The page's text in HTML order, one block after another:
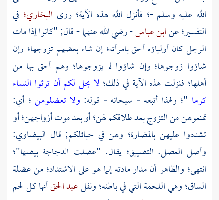
الله عليه وسلم -؛ فأنزل الله هذه الآية؛ روى البخاري؛ في
التفسير؛ عنابن عباس- رضي الله عنهما - قال; "كانوا إذا مات
الرجل كان أولياؤه أحق بامرأته؛ إن شاء بعضهم تزوجها؛ وإن
شاؤوا زوجوها؛ وإن شاؤوا لم يزوجوها؛ وهم أحق بها من
أهلها؛ فنزلت هذه الآية في ذلك؛ لا يحل لكم أن ترثوا النساء
كرها "؛ ولهذا أتبعه - سبحانه - قوله: ولا تعضلوهن ؛ أي:
تمنعوهن من التزوج بعد طلاقكم لهن؛ أو بعد موت أزواجهن؛ أو
تشددوا عليهن بالمضارة؛ وهن في حبائلكم; قال البيضاوي:
وأصل العضل: التضييق؛ يقال: "عضلت الدجاجة بيضها"؛
انتهى؛ والظاهر أن مدار مادته إنما هو على الاشتداد؛ من عضلة
الساق؛ وهي اللحمة التي في باطنه؛ ونقلعبد الحقأنها كل لحم